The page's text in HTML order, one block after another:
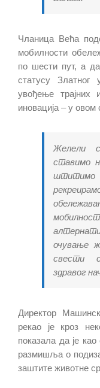
Чланица Већа
мобилности
по шести пут, а
статусу
увођење трајних
иновација – у
Желели
ставимо
очување
свести
здравог
Директор
рекао је кроз
показала да je као
размишља о
заштите животне